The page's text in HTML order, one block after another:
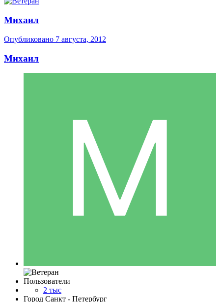
Михаил
Опубликовано 7 августа, 2012
Михаил
Пользователи
2 тыс
Город Санкт - Петербург